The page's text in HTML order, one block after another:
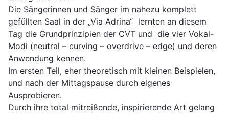
Die Sängerinnen und Sänger im nahezu komplett
gefüllten Saal in der „Via Adrina“ lernten an diesem
Tag die Grundprinzipien der CVT und die vier Vokal-
Modi (neutral – curving – overdrive – edge) und deren
Anwendung kennen.
Im ersten Teil, eher theoretisch mit kleinen Beispielen,
und nach der Mittagspause durch eigenes
Ausprobieren.
Durch ihre total mitreißende, inspirierende Art gelang